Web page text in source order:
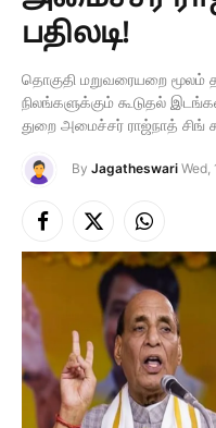
பதிலடி!
தொகுதி மறுவரையறை மூலம்
நிலங்களுக்கும் கூடுதல்
துறை அமைச்சர் ராஜ்நாத் சிங்
By Jagatheswari Wed,
Facebook
X
(Twitter)
Instagram